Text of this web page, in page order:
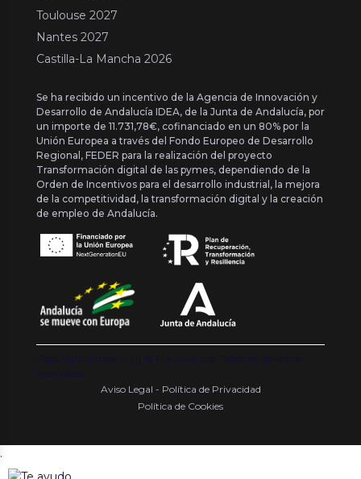
Toulouse 2027
Nantes 2027
Castilla-La Mancha 2026
Se ha recibido un incentivo de la Agencia de Innovación y
Desarrollo de Andalucía IDEA, de la Junta de Andalucía, por
un importe de 11.731,78€, cofinanciado en un 80% por la
Unión Europea a través del Fondo Europeo de Desarrollo
Regional, FEDER para la realización del proyecto
Transformación digital de las pymes, dependiendo de la
Orden de Incentivos para el desarrollo industrial, la mejora
de la competitividad, la transformación digital y la creación
de empleo de Andalucía.
Copyright {{ date('Y') }} ® Franquishop. Todos los derechos
reservados
Aviso Legal - Política de Privacidad
Política de Cookies
.